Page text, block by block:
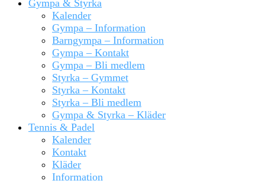
Gympa & Styrka
Kalender
Gympa – Information
Barngympa – Information
Gympa – Kontakt
Gympa – Bli medlem
Styrka – Gymmet
Styrka – Kontakt
Styrka – Bli medlem
Gympa & Styrka – Kläder
Tennis & Padel
Kalender
Kontakt
Kläder
Information